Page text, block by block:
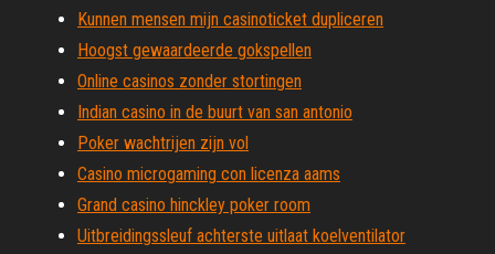
Kunnen mensen mijn casinoticket dupliceren
Hoogst gewaardeerde gokspellen
Online casinos zonder stortingen
Indian casino in de buurt van san antonio
Poker wachtrijen zijn vol
Casino microgaming con licenza aams
Grand casino hinckley poker room
Uitbreidingssleuf achterste uitlaat koelventilator